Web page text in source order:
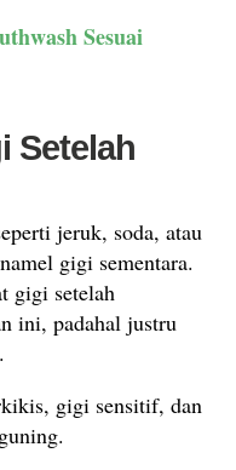
Sesuai
Setelah
jeruk, soda, atau
gigi sementara.
gigi setelah
ini, padahal justru
gigi sensitif, dan